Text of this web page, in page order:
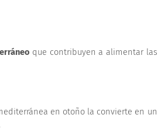
que contribuyen a alimentar las
en otoño la convierte en un